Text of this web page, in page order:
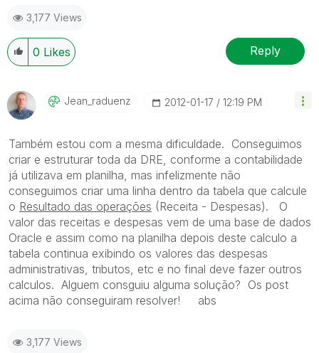
Youtube.com/bideaz  Instagram.com/bideaz.in
"Nada é tão inútil quanto fazer eficientemente o que
não deveria ser feito." (Peter Drucker)
3,177 Views
0 Likes Reply
Jean_raduenz ‎2012-01-17 12:19 PM
Também estou com a mesma dificuldade. Conseguimos
criar e estruturar toda da DRE, conforme a contabilidade
já utilizava em planilha, mas infelizmente não
conseguimos criar uma linha dentro da tabela que calcule
o Resultado das operações (Receita - Despesas). O
valor das receitas e despesas vem de uma base de dados
Oracle e assim como na planilha depois deste calculo a
tabela continua exibindo os valores das despesas
administrativas, tributos, etc e no final deve fazer outros
calculos. Alguem consguiu alguma solução? Os post
acima não conseguiram resolver! abs
3,177 Views